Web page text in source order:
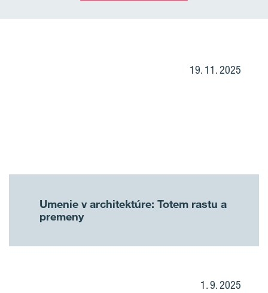
19. 11. 2025
Umenie v architektúre: Totem rastu a
premeny
1. 9. 2025